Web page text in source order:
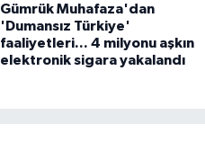
Gümrük Muhafaza'dan
'Dumansız Türkiye'
faaliyetleri... 4 milyonu aşkın
elektronik sigara yakalandı